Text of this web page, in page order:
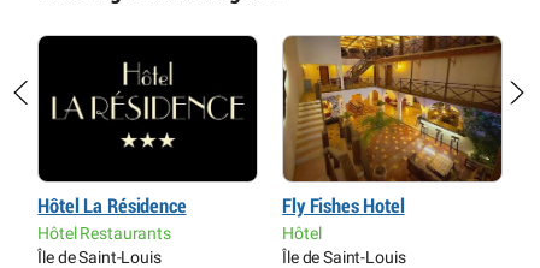
Hôtel La Résidence
Hôtel Restaurants
Île de Saint-Louis
Fly Fishes Hotel
Hôtel
Île de Saint-Louis